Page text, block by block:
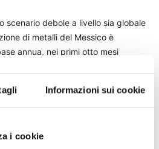
Informazioni sui cookie
i cookie
scenario debole a livello sia globale
di metalli del Messico è
annua, nei primi otto mesi
totale richiederà del tempo
Intanto, il mercato domestico